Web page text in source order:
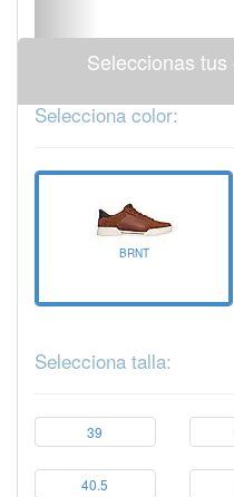
Seleccionas
Selecciona color:
BRNT
Selecciona talla:
39
40.5